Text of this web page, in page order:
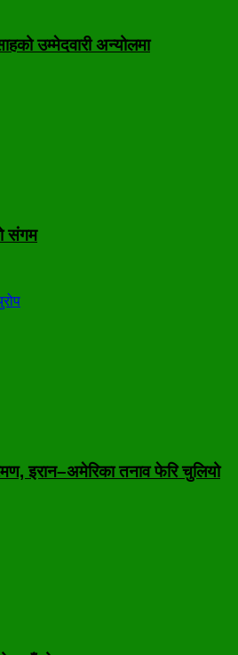
उम्मेदवारी अन्योलमा
संगम
इरान–अमेरिका तनाव फेरि चुलियो